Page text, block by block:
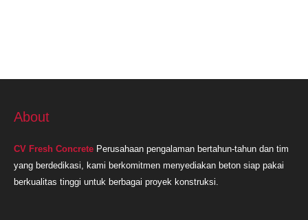
About
CV Fresh Concrete Perusahaan pengalaman bertahun-tahun dan tim
yang berdedikasi, kami berkomitmen menyediakan beton siap pakai
berkualitas tinggi untuk berbagai proyek konstruksi.